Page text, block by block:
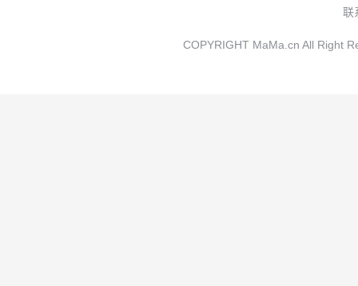
联
COPYRIGHT MaMa.cn All Right